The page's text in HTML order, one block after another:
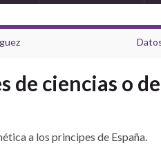
de ciencias o
a los principes de España.